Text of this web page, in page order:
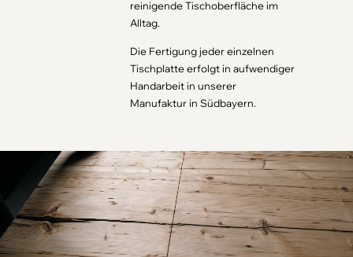
reinigende Tischoberfläche im
Alltag.
Die Fertigung jeder einzelnen
Tischplatte erfolgt in aufwendiger
Handarbeit in unserer
Manufaktur in Südbayern.